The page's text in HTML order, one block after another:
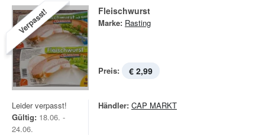
Verpasst! Fleischwurst
Marke: Rasting
Preis: € 2,99
Leider verpasst!
Gültig: 18.06. -
24.06.
Händler: CAP MARKT